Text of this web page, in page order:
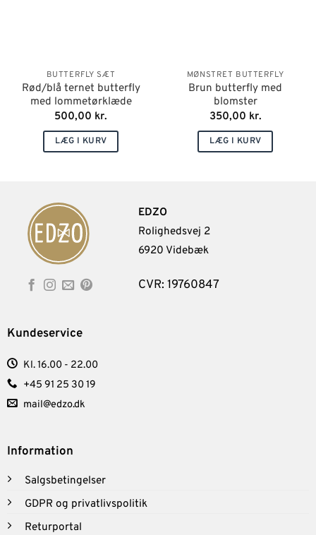
BUTTERFLY SÆT
Rød/blå ternet butterfly
med lommetørklæde
500,00 kr.
LÆG I KURV
MØNSTRET BUTTERFLY
Brun butterfly med
blomster
350,00 kr.
LÆG I KURV
EDZO
Rolighedsvej 2
6920 Videbæk
CVR: 19760847
Kundeservice
Kl. 16.00 - 22.00
+45 91 25 30 19
mail@edzo.dk
Information
Salgsbetingelser
GDPR og privatlivspolitik
Returportal